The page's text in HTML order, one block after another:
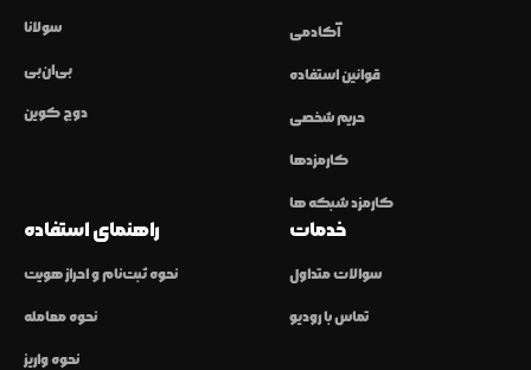
سولانا
بی‌ان‌بی
دوج کوین
آکادمی
قوانین استفاده
حریم شخصی
کارمزدها
کارمزد شبکه ها
راهنمای استفاده
نحوه ثبت‌نام و احراز هویت
نحوه معامله
نحوه واریز
خدمات
سوالات متداول
تماس با رودیو